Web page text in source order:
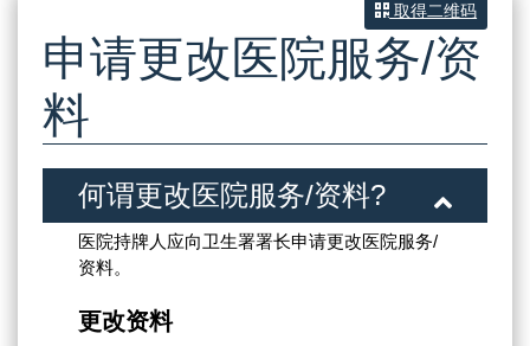
取得二维码
申请更改医院服务/资
料
何谓更改医院服务/资料?
医院持牌人应向卫生署署长申请更改医院服务/
资料。
更改资料